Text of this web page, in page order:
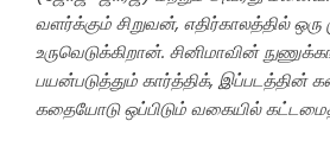
வளர்க்கும் சிறுவன், எதிர்காலத்தில் ஒரு
உருவெடுக்கிறான். சினிமாவின்
பயன்படுத்தும் கார்த்திக், இப்படத்தின்
கதையோடு ஒப்பிடும் வகையில்